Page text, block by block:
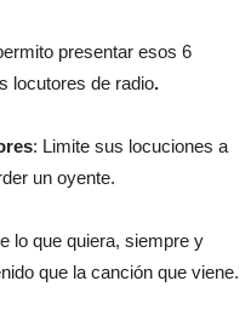
presentar esos 6
locutores de radio.
: Limite sus locuciones a
un oyente.
lo que quiera, siempre y
que la canción que viene.